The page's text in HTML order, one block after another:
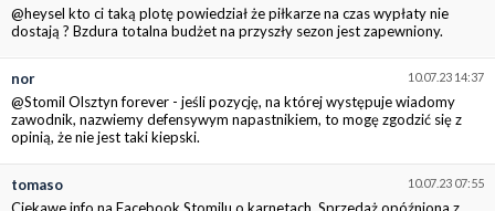
@heysel kto ci taką plotę powiedział że piłkarze na czas wypłaty nie
dostają ? Bzdura totalna budżet na przyszły sezon jest zapewniony.
10.07.23 14:37
nor
@Stomil Olsztyn forever - jeśli pozycję, na której występuje wiadomy
zawodnik, nazwiemy defensywym napastnikiem, to mogę zgodzić się z
opinią, że nie jest taki kiepski.
10.07.23 07:55
tomaso
Ciekawe info na Facebook Stomilu o karnetach. Sprzedaż opóźniona z